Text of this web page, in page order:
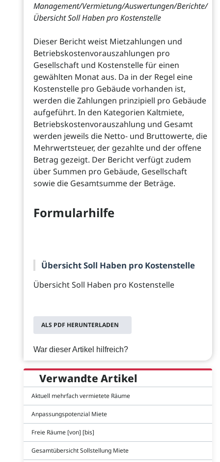
Management/Vermietung/Auswertungen/Berichte/
Übersicht Soll Haben pro Kostenstelle
Dieser Bericht weist Mietzahlungen und
Betriebskostenvorauszahlungen pro
Gesellschaft und Kostenstelle für einen
gewählten Monat aus. Da in der Regel eine
Kostenstelle pro Gebäude vorhanden ist,
werden die Zahlungen prinzipiell pro Gebäude
aufgeführt. In den Kategorien Kaltmiete,
Betriebskostenvorauszahlung und Gesamt
werden jeweils die Netto- und Bruttowerte, die
Mehrwertsteuer, der gezahlte und der offene
Betrag gezeigt. Der Bericht verfügt zudem
über Summen pro Gebäude, Gesellschaft
sowie die Gesamtsumme der Beträge.
Formularhilfe
Übersicht Soll Haben pro Kostenstelle
Übersicht Soll Haben pro Kostenstelle
ALS PDF HERUNTERLADEN
War dieser Artikel hilfreich?
Verwandte Artikel
Aktuell mehrfach vermietete Räume
Anpassungspotenzial Miete
Freie Räume [von] [bis]
Gesamtübersicht Sollstellung Miete